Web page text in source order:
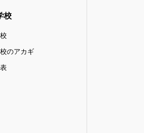
校
のアカギ